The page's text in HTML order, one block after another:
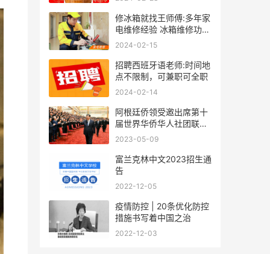
修冰箱就找王师傅:多年家
电维修经验 冰箱维修功底
深厚
2024-02-15
招聘西班牙语老师:时间地
点不限制，可兼职可全职
2024-02-14
阿根廷侨领受邀出席第十
届世界华侨华人社团联谊
大会
2023-05-09
富兰克林中文2023招生通
告
2022-12-05
疫情防控 | 20条优化防控
措施书写着中国之治
2022-12-03